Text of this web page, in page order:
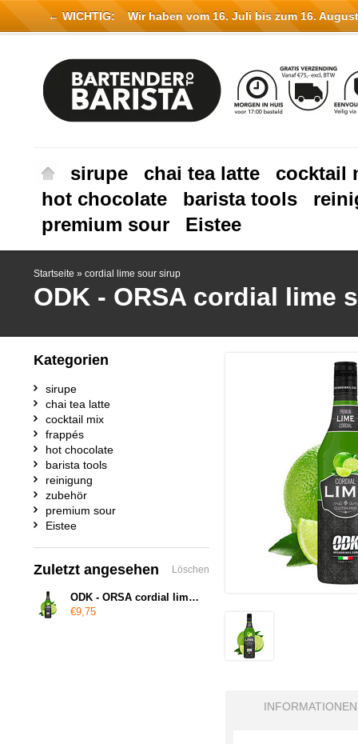
sirupe chai tea latte
cocktail
hot chocolate
barista tools
premium sour
Eistee
Startseite » cordial lime sour sirup
ODK - ORSA cordial lime
INFORMATIONEN
Kategorien
sirupe
chai tea latte
cocktail mix
frappés
hot chocolate
barista tools
reinigung
zubehör
premium sour
Eistee
Zuletzt angesehen Löschen
ODK - ORSA cordial lime sour sirup
€9,75
← WICHTIG: Wir haben vom 16. Juli bis zum 16.